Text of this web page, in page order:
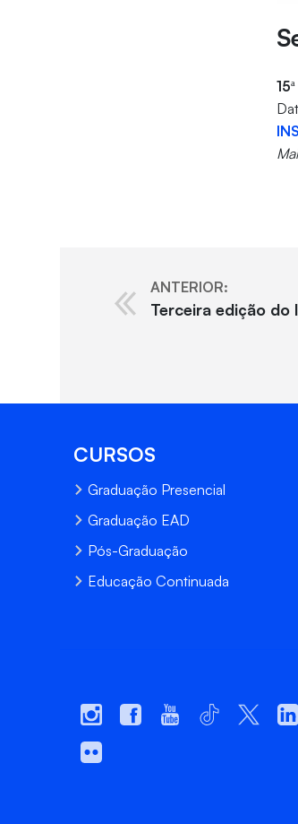
ANTERIOR:
Terceira edição do
CURSOS
Graduação Presencial
Graduação EAD
Pós-Graduação
Educação Continuada